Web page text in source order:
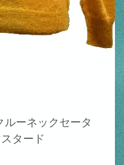
ルーネックセータ
タード